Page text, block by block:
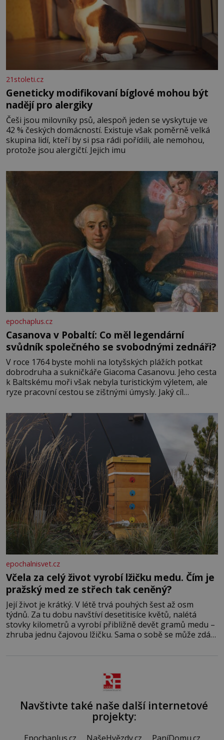
21stoleti.cz
Geneticky modifikovaní bíglové mohou být
nadějí pro alergiky
Češi jsou milovníky psů, alespoň jeden se vyskytuje ve
42 % českých domácností. Existuje však poměrně velká
skupina lidí, kteří by si psa rádi pořídili, ale nemohou,
protože jsou alergičtí. Jejich imu
epochaplus.cz
Casanova v Pobaltí: Co měl legendární
svůdník společného se svobodnými zednáři?
V roce 1764 byste mohli na lotyšských plážích potkat
dobrodruha a sukničkáře Giacoma Casanovu. Jeho cesta
k Baltskému moři však nebyla turistickým výletem, ale
ryze pracovní cestou se zištnými úmysly. Jaký cíl
lotyšské Rigy? Casanova v Pobaltí kontaktoval tamní
zednářské lóže. Nebyl v této oblasti žádným nováčkem,
protože do zednářské
epochalnisvet.cz
Včela za celý život vyrobí lžičku medu. Čím je
pražský med ze střech tak ceněný?
Její život je krátký. V létě trvá pouhých šest až osm
týdnů. Za tu dobu navštíví desetitisíce květů, nalétá
stovky kilometrů a vyrobí přibližně devět gramů medu –
zhruba jednu čajovou lžičku. Sama o sobě se může zdát
Navštivte také naše další internetové
projekty: